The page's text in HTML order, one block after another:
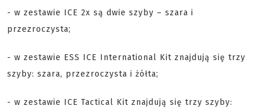
- w zestawie ICE 2x są dwie szyby – szara i
przezroczysta;
- w zestawie ESS ICE International Kit znajdują się trzy
szyby: szara, przezroczysta i żółta;
- w zestawie ICE Tactical Kit znajdują się trzy szyby: